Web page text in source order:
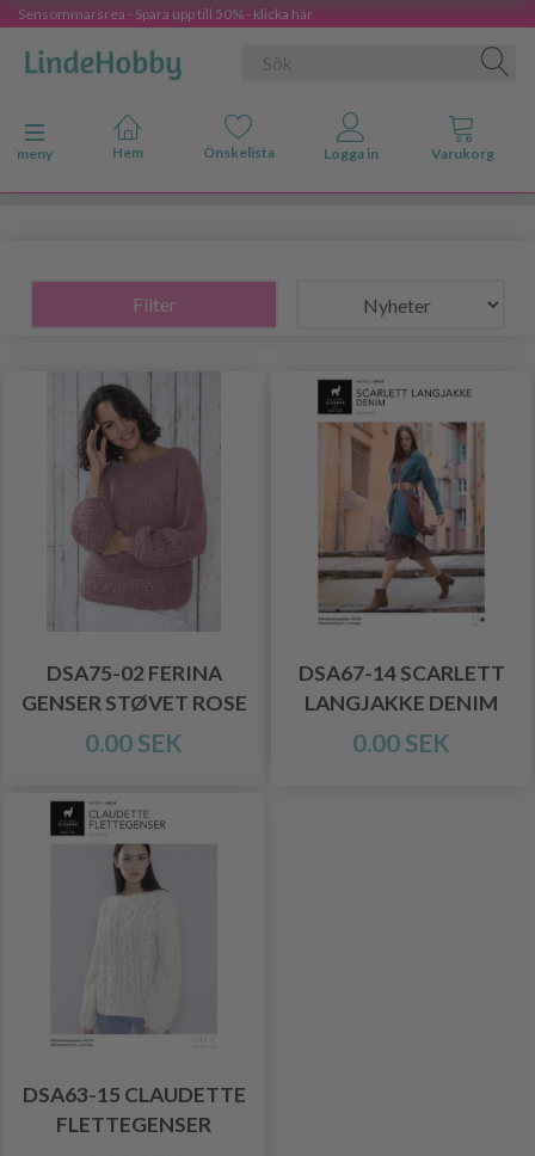
Sensommarsrea - Spara upp till 50% - klicka här
Ändra navigering
meny
Filter
DSA75-02 FERINA
GENSER STØVET ROSE
0.00 SEK
DSA67-14 SCARLETT
LANGJAKKE DENIM
0.00 SEK
DSA63-15 CLAUDETTE
FLETTEGENSER